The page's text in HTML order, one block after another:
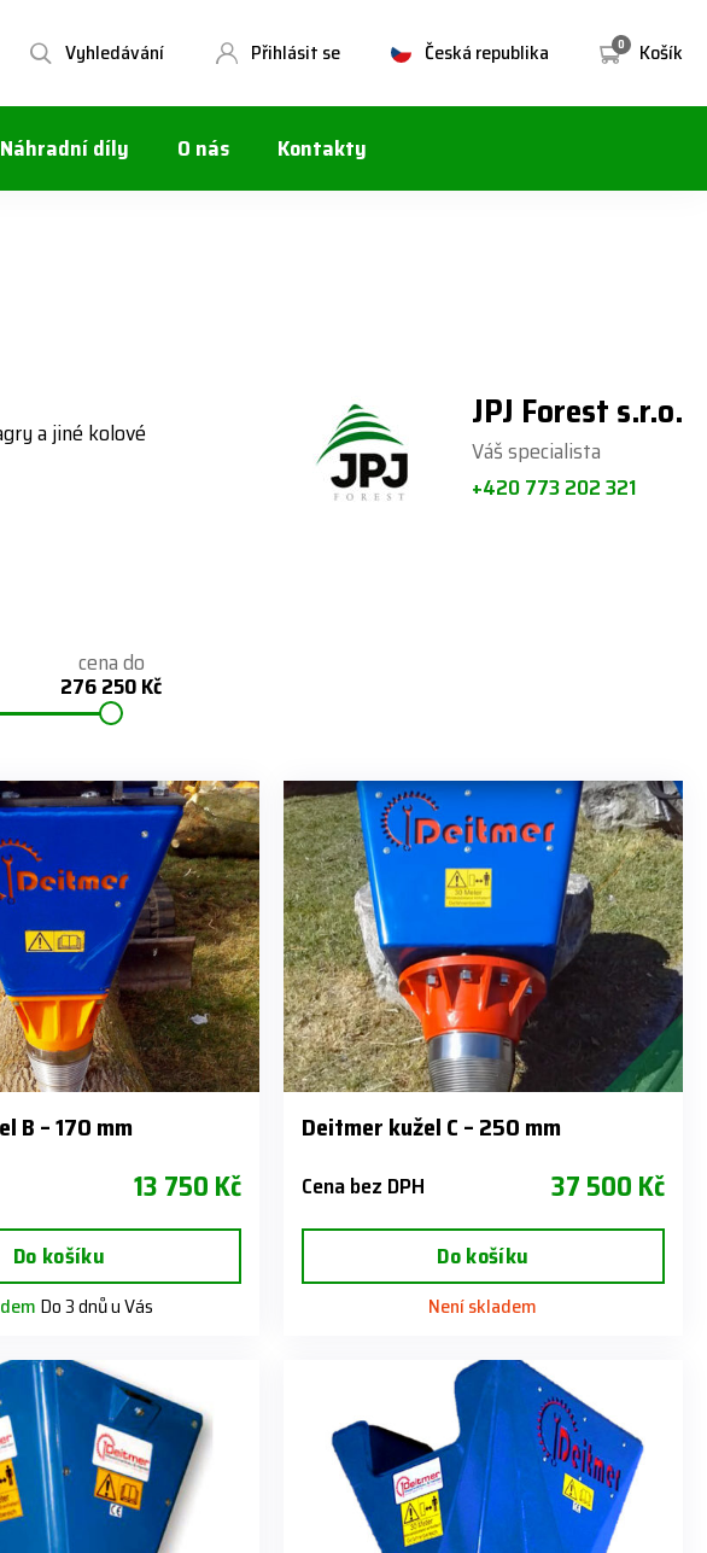
0 Košík
Česká republika
Přihlásit se
Vyhledávání
Náhradní díly O nás Kontakty
a jiné kolové
JPJ Forest s.r.o.
Váš specialista
+420 773 202 321
cena do
276 250 Kč
B – 170 mm
13 750 Kč
Do košíku
Do 3 dnů u Vás
Deitmer kužel C – 250 mm
Cena bez DPH 37 500 Kč
Do košíku
Není skladem